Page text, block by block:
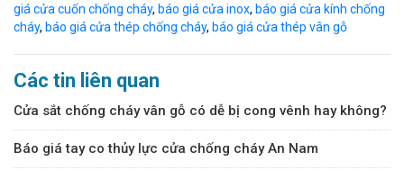
giá cửa cuốn chống cháy, báo giá cửa inox, báo giá cửa kính chống
cháy, báo giá cửa thép chống cháy, báo giá cửa thép vân gỗ
Các tin liên quan
Cửa sắt chống cháy vân gỗ có dễ bị cong vênh hay không?
Báo giá tay co thủy lực cửa chống cháy An Nam